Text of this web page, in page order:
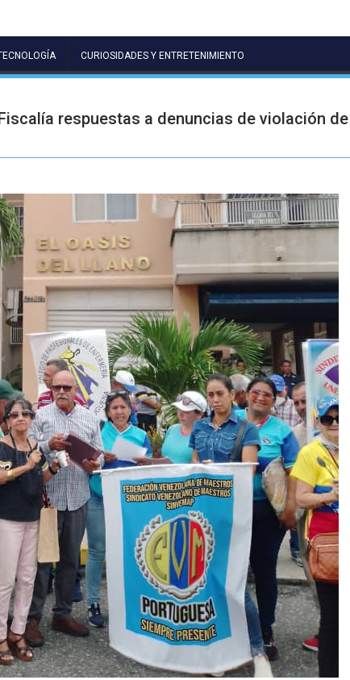
CURIOSIDADES Y ENTRETENIMIENTO
respuestas a denuncias de violación de